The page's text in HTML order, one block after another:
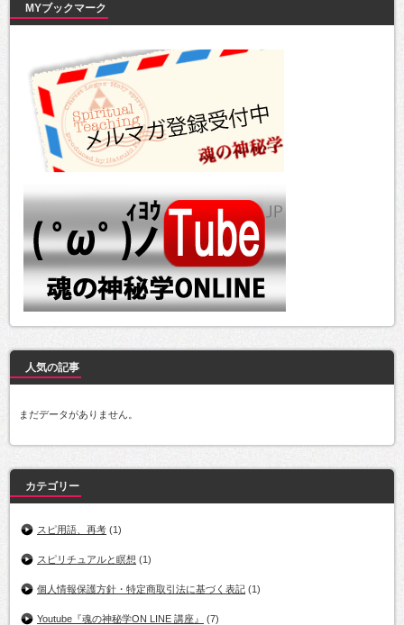
MYブックマーク
人気の記事
まだデータがありません。
カテゴリー
スピ用語、再考 (1)
スピリチュアルと瞑想 (1)
個人情報保護方針・特定商取引法に基づく表記 (1)
Youtube『魂の神秘学ON LINE 講座』 (7)